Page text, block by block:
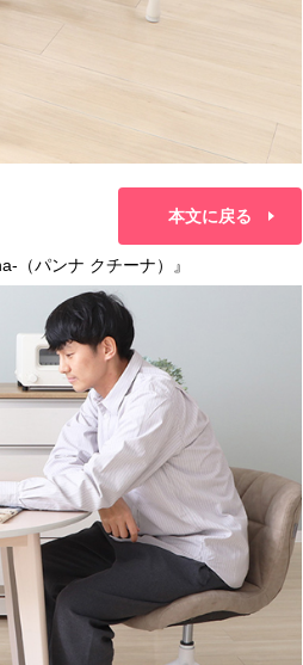
本文に戻る
（パンナ クチーナ）』